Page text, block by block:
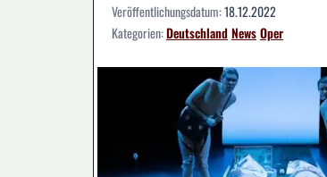
Veröffentlichungsdatum:18.12.2022
Kategorien:DeutschlandNewsOper